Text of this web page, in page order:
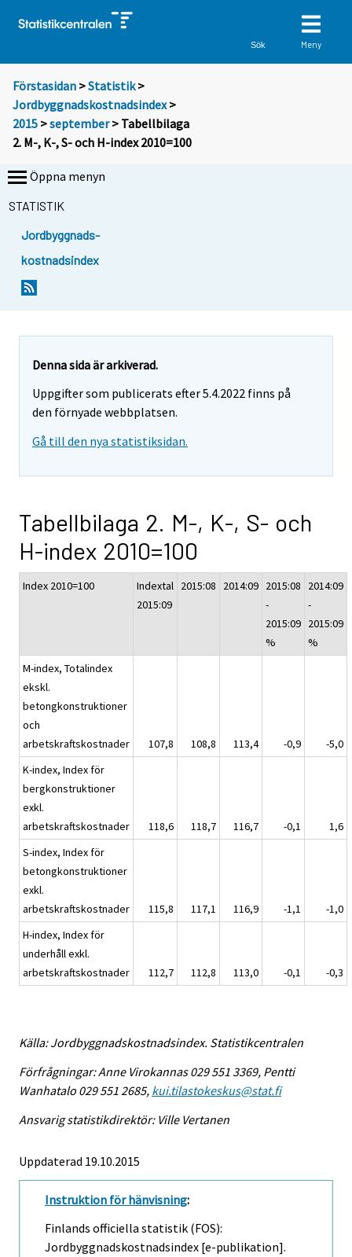
Sök Meny
Förstasidan >Statistik >
Jordbyggnadskostnadsindex>
2015 >september> Tabellbilaga
2. M-, K-, S- och H-index 2010=100
Öppna menyn
STATISTIK
Jordbyggnads-
kostnadsindex
Denna sida är arkiverad.
Uppgifter som publicerats efter 5.4.2022 finns på
den förnyade webbplatsen.
Gå till den nya statistiksidan.
Tabellbilaga 2. M-, K-, S- och
H-index 2010=100
Index 2010=100
Indextal
2015:09
2015:08 2014:09 2015:08
-
2015:09
%
2014:09
-
2015:09
%
M-index, Totalindex
ekskl.
betongkonstruktioner
och
arbetskraftskostnader
107,8 108,8 113,4 -0,9
-5,0
K-index, Index för
bergkonstruktioner
exkl.
arbetskraftskostnader
118,6 118,7 116,7 -0,1
1,6
S-index, Index för
betongkonstruktioner
exkl.
arbetskraftskostnader
115,8 117,1 116,9 -1,1
-1,0
H-index, Index för
underhåll exkl.
arbetskraftskostnader
112,7 112,8 113,0 -0,1 -0,3
Källa: Jordbyggnadskostnadsindex. Statistikcentralen
Förfrågningar: Anne Virokannas 029 551 3369, Pentti
Wanhatalo 029 551 2685, kui.tilastokeskus@stat.fi
Ansvarig statistikdirektör: Ville Vertanen
Uppdaterad 19.10.2015
Instruktion för hänvisning:
Finlands officiella statistik (FOS):
Jordbyggnadskostnadsindex [e-publikation].